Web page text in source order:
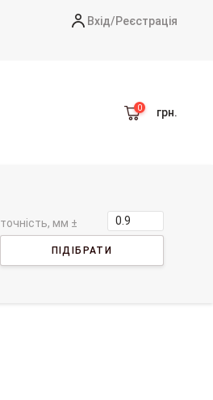
Вхід/Реєстрація
грн.
точність, мм ±
ПІДІБРАТИ